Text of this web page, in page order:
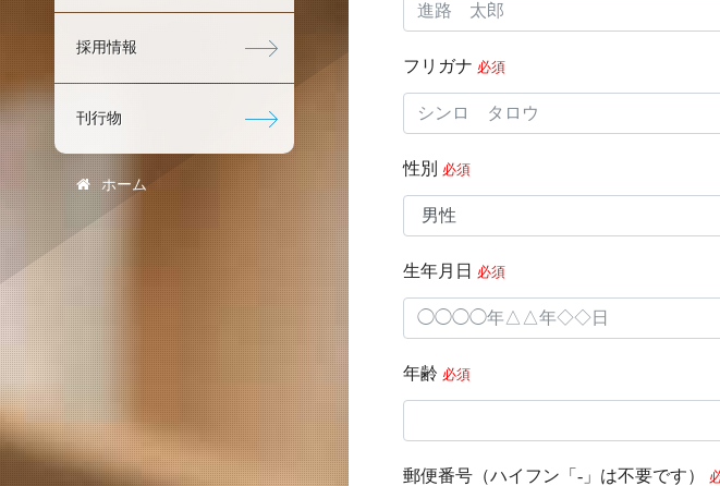
フリガナ 必須
性別 必須
生年月日 必須
年齢 必須
郵便番号（ハイフン「‐」は不要です）
採用情報
刊行物
ホーム